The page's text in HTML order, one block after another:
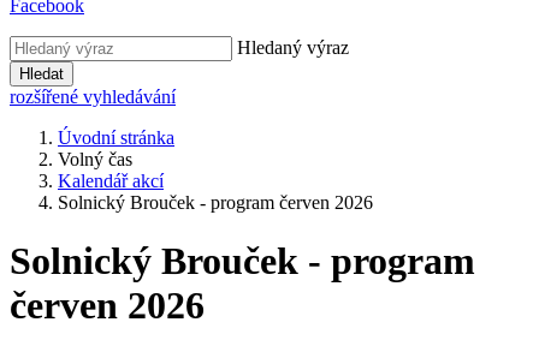
Facebook
Hledaný výraz
Hledat
rozšířené vyhledávání
Úvodní stránka
Volný čas
Kalendář akcí
Solnický Brouček - program červen 2026
Solnický Brouček - program
červen 2026